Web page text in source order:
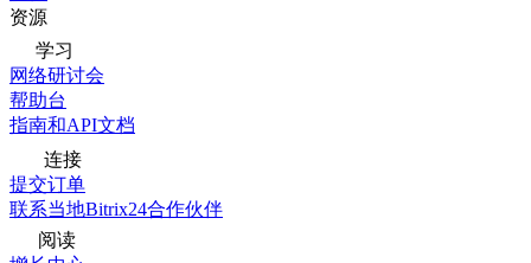
资源
学习
网络研讨会
帮助台
指南和API文档
连接
提交订单
联系当地Bitrix24合作伙伴
阅读